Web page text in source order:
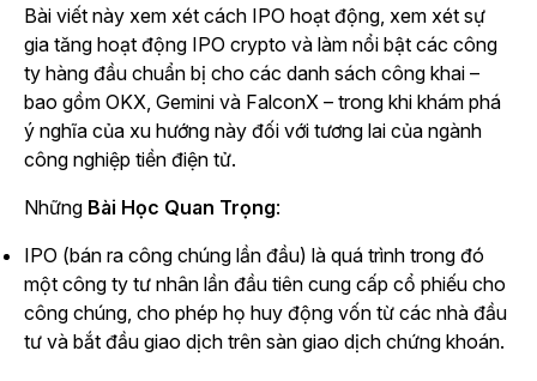
Bài viết này xem xét cách IPO hoạt động, xem xét sự
gia tăng hoạt động IPO crypto và làm nổi bật các công
ty hàng đầu chuẩn bị cho các danh sách công khai –
bao gồm OKX, Gemini và FalconX – trong khi khám phá
ý nghĩa của xu hướng này đối với tương lai của ngành
công nghiệp tiền điện tử.
Những Bài Học Quan Trọng:
IPO (bán ra công chúng lần đầu) là quá trình trong đó
một công ty tư nhân lần đầu tiên cung cấp cổ phiếu cho
công chúng, cho phép họ huy động vốn từ các nhà đầu
tư và bắt đầu giao dịch trên sàn giao dịch chứng khoán.